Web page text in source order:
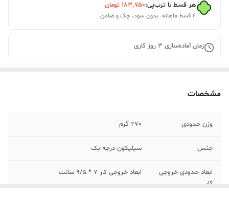
هر قسط با ترب‌پی:۱۸۳٬۷۵۰ تومان
۴ قسط ماهانه. بدون سود، چک و ضامن.
زمان آماده‌سازی 3 روز کاری
مشخصات
وزن حدودی 270 گرم
جنس سیلیکون درجه یک
ابعاد حدودی خروجی
کار
ابعاد خروجی کار 7 * 9/5 سانت